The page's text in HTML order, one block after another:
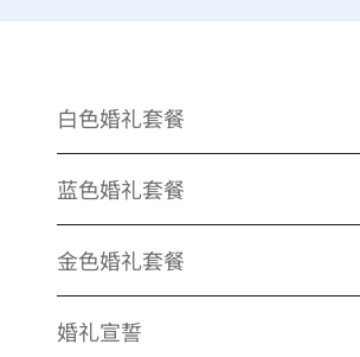
白色婚礼套餐
蓝色婚礼套餐
金色婚礼套餐
婚礼宣誓